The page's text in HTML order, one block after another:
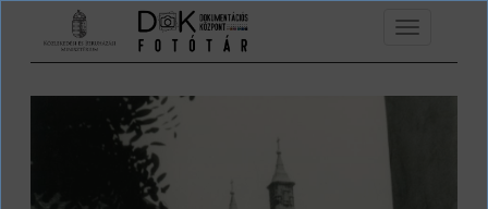
Ugrás a tartalomra
Toggle
navigation